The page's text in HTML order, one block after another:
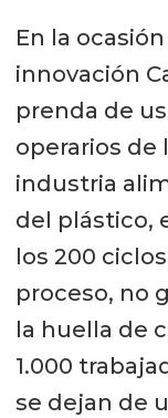
En la
innovación
prenda de
operarios de
industria
del plástico,
los 200
proceso, no
la huella de
1.000
se dejan de